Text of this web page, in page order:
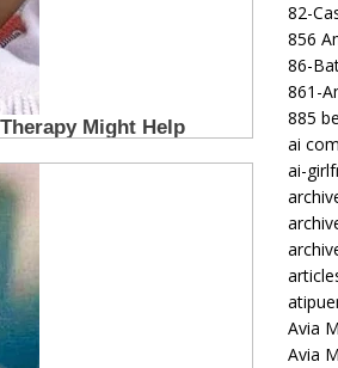
82-
856
86-
861-
885
ai
ai-
Avia
Avia